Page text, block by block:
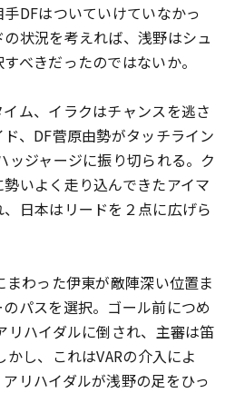
DFはついていけていなかっ
状況を考えれば、浅野はシュ
べきだったのではないか。
ム、イラクはチャンスを逃さ
、DF菅原由勢がタッチライン
ッジャージに振り切られる。ク
いよく走り込んできたアイマ
日本はリードを２点に広げら
わった伊東が敵陣深い位置ま
パスを選択。ゴール前につめ
リハイダルに倒され、主審は笛
し、これはVARの介入によ
リハイダルが浅野の足をひっ